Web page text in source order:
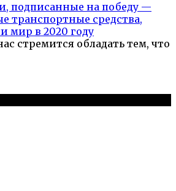
подписанные на победу —
транспортные средства,
мир в 2020 году
стремится обладать тем, что